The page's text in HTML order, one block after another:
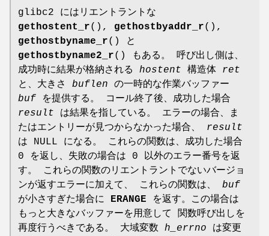
glibc2 にはリエントラントな
gethostent_r(), gethostbyaddr_r(),
gethostbyname_r() と
gethostbyname2_r() もある。 呼び出し側は、
成功時に結果が格納される hostent 構造体 ret
と、大きさ buflen の一時的な作業バッファー
buf を提供する。 コール終了後、成功した場合
result は結果を指している。 エラーの場合、ま
たはエントリーが見つからなかった場合、 result
は NULL になる。 これらの関数は、成功した場合
0 を返し、失敗の場合は 0 以外のエラー番号を返
す。 これらの関数のリエントラントでないバージョ
ンが返すエラーに加えて、 これらの関数は、 buf
が小さすぎた場合に ERANGE を返す。この場合は
もっと大きなバッファーを用意して 関数呼び出しを
再度行うべきである。 大域変数 h_errno は変更